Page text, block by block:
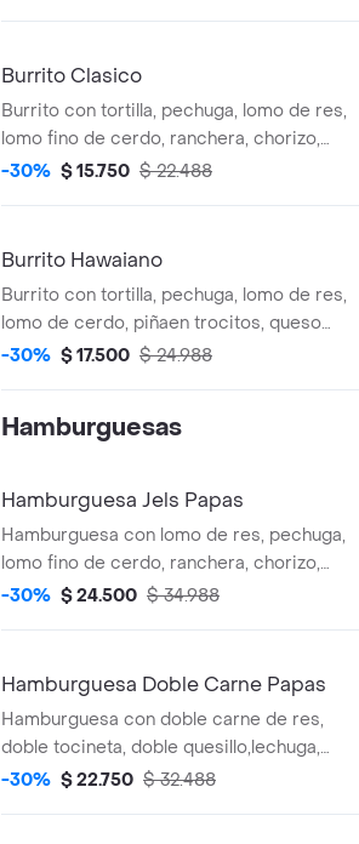
Burrito Clasico
Burrito con tortilla, pechuga, lomo de res,
lomo fino de cerdo, ranchera, chorizo,
butifarra, lechuga, tomate, cebollaqueso
-30% $ 15.750 $ 22.488
Burrito Hawaiano
Burrito con tortilla, pechuga, lomo de res,
lomo de cerdo, piñaen trocitos, queso
fundido, tocineta y salsas de la casa
-30% $ 17.500 $ 24.988
Hamburguesas
Hamburguesa Jels Papas
Hamburguesa con lomo de res, pechuga,
lomo fino de cerdo, ranchera, chorizo,
butifarra,tocineta, queso fundido, lechuga,
-30% $ 24.500 $ 34.988
Hamburguesa Doble Carne Papas
Hamburguesa con doble carne de res,
doble tocineta, doble quesillo,lechuga,
tomate, cebolla, salsas.
-30% $ 22.750 $ 32.488